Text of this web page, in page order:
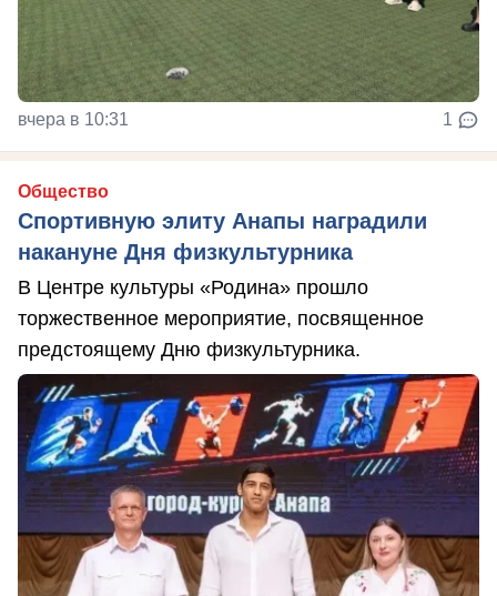
вчера в 10:31 1
Общество
Спортивную элиту Анапы наградили
накануне Дня физкультурника
В Центре культуры «Родина» прошло
торжественное мероприятие, посвященное
предстоящему Дню физкультурника.